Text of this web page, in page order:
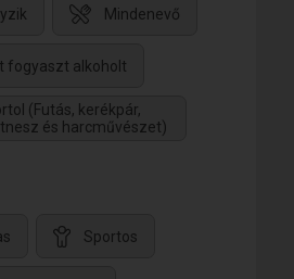
Mindenevő
fogyaszt alkoholt
(Futás, kerékpár,
és harcművészet)
Sportos